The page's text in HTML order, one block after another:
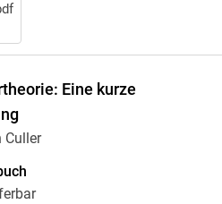
Eine kurze
Culler